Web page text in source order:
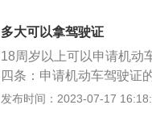
通规则。根据《中华人民
驾驶证的有效期为6年，
驾驶证后的12个月为实习
客车或者执行任务的警车
车辆驾驶人员所必需申领
条：有下列情形之一的，
者核发地以外的车辆管理
驾驶证记载的机动车驾驶
的。
多大可以拿驾驶证
18周岁以上可以申请机动
四条：申请机动车驾驶证
动挡汽车、残疾人专用小
发布时间：2023-07-17